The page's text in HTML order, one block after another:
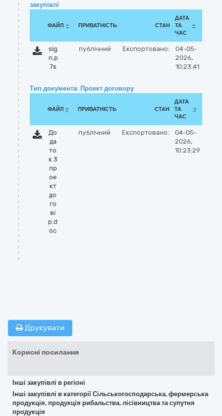
закупівлі
ФАЙЛ ПРИВАТНІСТЬ СТАН
ДАТА
ТА
ЧАС
sig
n.p
7s
публічний Експортовано:
04-05-
2026,
10:23:41
Тип документа: Проект договору
ФАЙЛ ПРИВАТНІСТЬ СТАН
ДАТА
ТА
ЧАС
До
да
то
к 3
пр
ое
кт
до
го
ві
р.d
oc
публічний Експортовано:
04-05-
2026,
10:23:29
Друкувати
Корисні посилання
Інші закупівлі в регіоні
Інші закупівлі в категорії Сільськогосподарська, фермерська
продукція, продукція рибальства, лісівництва та супутня
продукція